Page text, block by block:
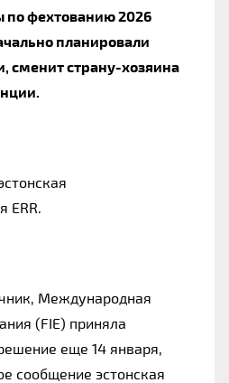
фехтованию 2026
планировали
сменит страну-хозяина
ERR.
Международная
(FIE) приняла
еще 14 января,
сообщение эстонская